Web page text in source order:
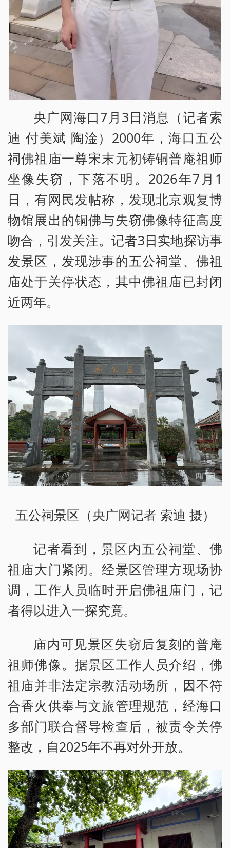
央广网海口7月3日消息（记者索
迪 付美斌 陶淦）2000年，海口五公
祠佛祖庙一尊宋末元初铸铜普庵祖师
坐像失窃，下落不明。2026年7月1
日，有网民发帖称，发现北京观复博
物馆展出的铜佛与失窃佛像特征高度
吻合，引发关注。记者3日实地探访事
发景区，发现涉事的五公祠堂、佛祖
庙处于关停状态，其中佛祖庙已封闭
近两年。
五公祠景区（央广网记者 索迪 摄）
记者看到，景区内五公祠堂、佛
祖庙大门紧闭。经景区管理方现场协
调，工作人员临时开启佛祖庙门，记
者得以进入一探究竟。
庙内可见景区失窃后复刻的普庵
祖师佛像。据景区工作人员介绍，佛
祖庙并非法定宗教活动场所，因不符
合香火供奉与文旅管理规范，经海口
多部门联合督导检查后，被责令关停
整改，自2025年不再对外开放。